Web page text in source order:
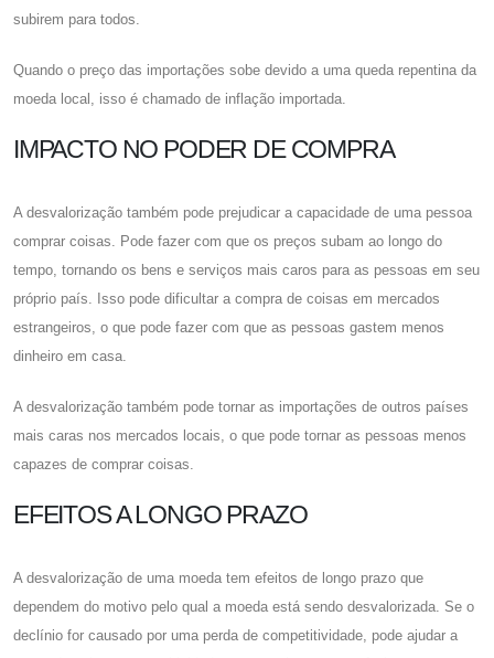
subirem para todos.
Quando o preço das importações sobe devido a uma queda repentina da
moeda local, isso é chamado de inflação importada.
IMPACTO NO PODER DE COMPRA
A desvalorização também pode prejudicar a capacidade de uma pessoa
comprar coisas. Pode fazer com que os preços subam ao longo do
tempo, tornando os bens e serviços mais caros para as pessoas em seu
próprio país. Isso pode dificultar a compra de coisas em mercados
estrangeiros, o que pode fazer com que as pessoas gastem menos
dinheiro em casa.
A desvalorização também pode tornar as importações de outros países
mais caras nos mercados locais, o que pode tornar as pessoas menos
capazes de comprar coisas.
EFEITOS A LONGO PRAZO
A desvalorização de uma moeda tem efeitos de longo prazo que
dependem do motivo pelo qual a moeda está sendo desvalorizada. Se o
declínio for causado por uma perda de competitividade, pode ajudar a